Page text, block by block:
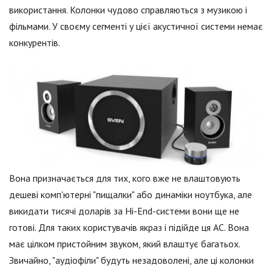
використання. Колонки чудово справляються з музикою і
фільмами. У своєму сегменті у цієї акустичної системи немає
конкурентів.
Вона призначається для тих, кого вже не влаштовують
дешеві комп'ютерні "пищалки" або динаміки ноутбука, але
викидати тисячі доларів за Hi-End-системи вони ще не
готові. Для таких користувачів якраз і підійде ця АС. Вона
має цілком пристойним звуком, який влаштує багатьох.
Звичайно, "аудіофіли" будуть незадоволені, але ці колонки